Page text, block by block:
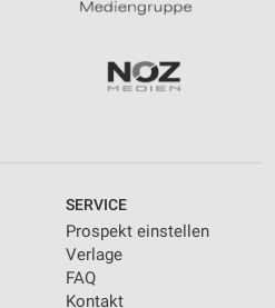
SERVICE
Prospekt einstellen
Verlage
FAQ
Kontakt